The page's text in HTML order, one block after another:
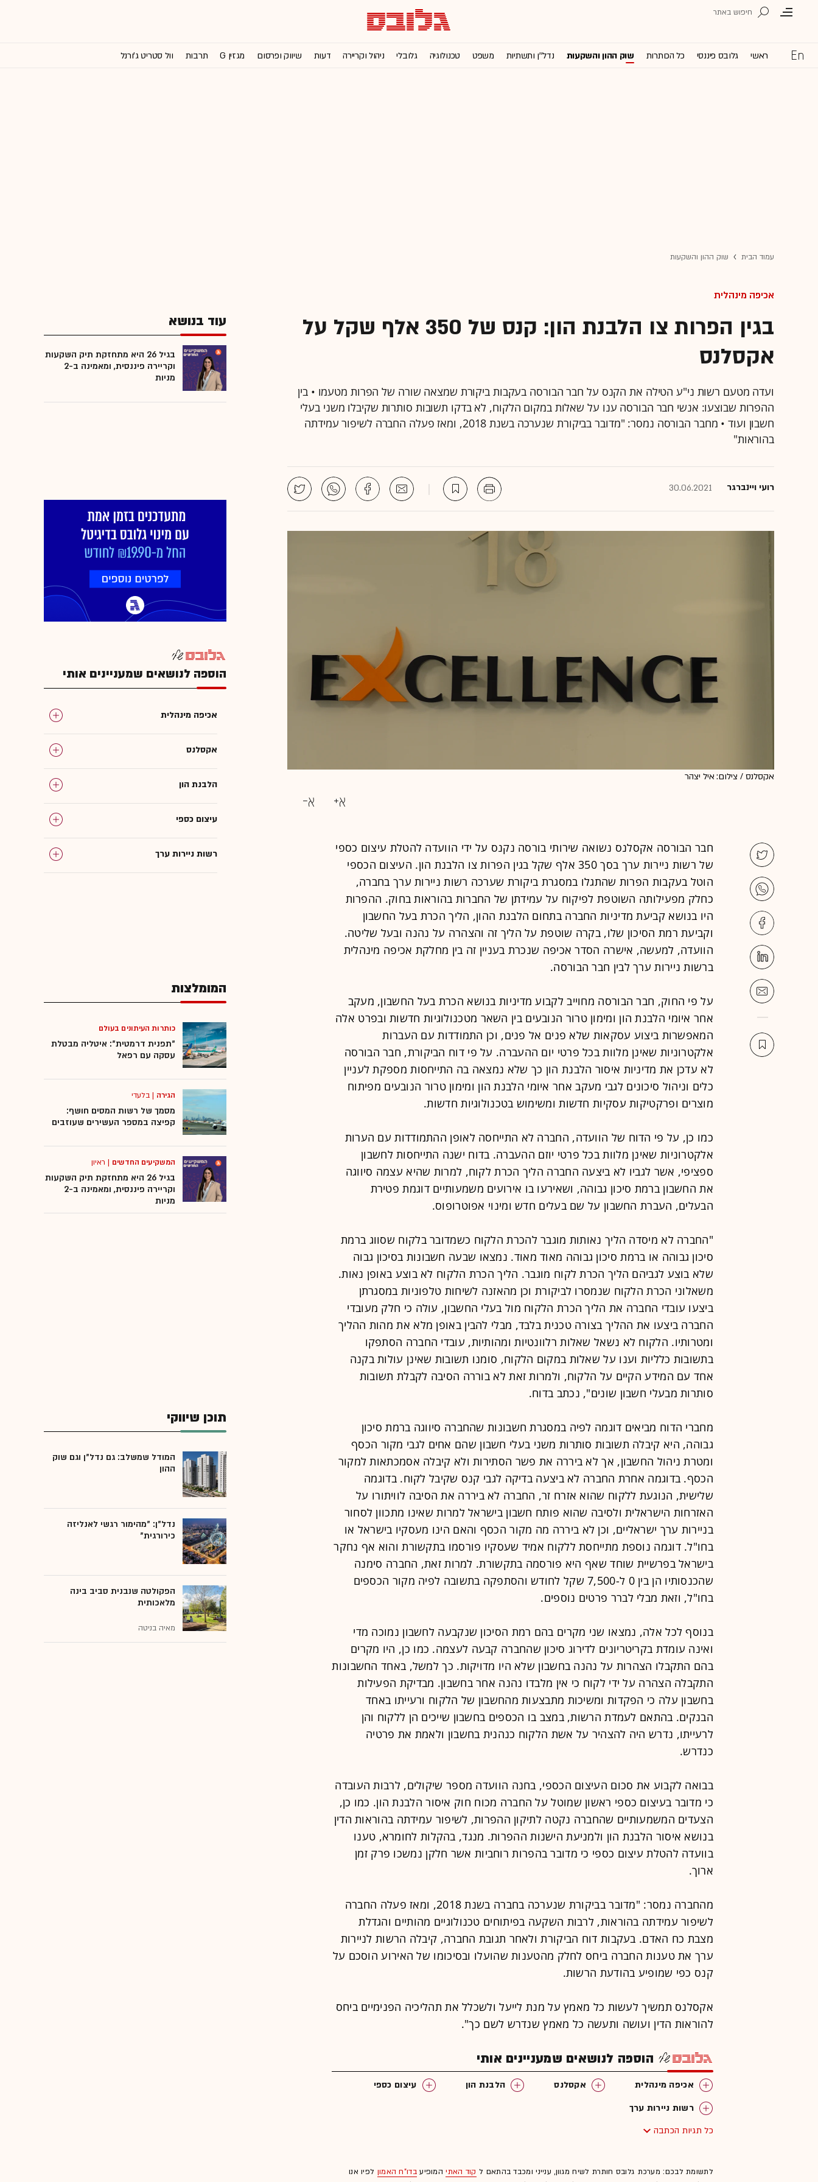
ראשי גלובס פיננסי כל הכותרות שוק ההון והשקעות נדל''ן ותשתיות משפט טכנולוגיה גלובלי ניהול וקריירה דעות שיווק ופרסום מגזין G תרבות וול סטריט ג'ורנל
עמוד הבית שוק ההון והשקעות
אכיפה מינהלית
בגין הפרות צו הלבנת הון: קנס של 350 אלף שקל על
אקסלנס
ועדה מטעם רשות ני"ע הטילה את הקנס על חבר הבורסה בעקבות ביקורת שמצאה שורה של הפרות מטעמו • בין
ההפרות שבוצעו: אנשי חבר הבורסה ענו על שאלות במקום הלקוח, לא בדקו תשובות סותרות שקיבלו משני בעלי
חשבון ועוד • מחבר הבורסה נמסר: "מדובר בביקורת שנערכה בשנת 2018, ומאז פעלה החברה לשיפור עמידתה
בהוראות"
רועי ויינברגר 30.06.2021
אקסלנס / צילום: איל יצהר
חבר הבורסה אקסלנס נשואה שירותי בורסה נקנס על ידי הוועדה להטלת עיצום כספי
של רשות ניירות ערך בסך 350 אלף שקל בגין הפרות צו הלבנת הון. העיצום הכספי
הוטל בעקבות הפרות שהתגלו במסגרת ביקורת שערכה רשות ניירות ערך בחברה,
כחלק מפעילותה השוטפת לפיקוח על עמידתן של החברות בהוראות בחוק. ההפרות
היו בנושא קביעת מדיניות החברה בתחום הלבנת ההון, הליך הכרת בעל החשבון
וקביעת רמת הסיכון שלו, בקרה שוטפת על הליך זה והצהרה על נהנה ובעל שליטה.
הוועדה, למעשה, אישרה הסדר אכיפה שנכרת בעניין זה בין מחלקת אכיפה מינהלית
ברשות ניירות ערך לבין חבר הבורסה.
על פי החוק, חבר הבורסה מחוייב לקבוע מדיניות בנושא הכרת בעל החשבון, מעקב
אחר איומי הלבנת הון ומימון טרור הנובעים בין השאר מטכנולוגיות חדשות ובפרט אלה
המאפשרות ביצוע עסקאות שלא פנים אל פנים, וכן התמודדות עם העברות
אלקטרוניות שאינן מלוות בכל פרטי יום ההעברה. על פי דוח הביקורת, חבר הבורסה
לא עדכן את מדיניות איסור הלבנת הון כך שלא נמצאה בה התייחסות מספקת לעניין
כלים וניהול סיכונים לגבי מעקב אחר איומי הלבנת הון ומימון טרור הנובעים מפיתוח
מוצרים ופרקטיקות עסקיות חדשות ומשימוש בטכנולוגיות חדשות.
כמו כן, על פי הדוח של הוועדה, החברה לא התייחסה לאופן ההתמודדות עם הערות
אלקטרוניות שאינן מלוות בכל פרטי יוזם ההעברה. בדוח ישנה התייחסות לחשבון
ספציפי, אשר לגביו לא ביצעה החברה הליך הכרת לקוח, למרות שהיא עצמה סיווגה
את החשבון ברמת סיכון גבוהה, ושאירעו בו אירועים משמעותיים דוגמת פטירת
הבעלים, העברת החשבון על שם בעלים חדש ומינוי אפוטרופוס.
"החברה לא מיסדה הליך נאותות מוגבר להכרת הלקוח כשמדובר בלקוח שסווג ברמת
סיכון גבוהה או ברמת סיכון גבוהה מאוד מאוד. נמצאו שבעה חשבונות בסיכון גבוה
שלא בוצע לגביהם הליך הכרת לקוח מוגבר. הליך הכרת הלקוח לא בוצע באופן נאות.
משאלוני הכרת הלקוח שנמסרו לביקורת וכן מהאזנה לשיחות טלפוניות במסגרתן
ביצעו עובדי החברה את הליך הכרת הלקוח מול בעלי החשבון, עולה כי חלק מעובדי
החברה ביצעו את ההליך בצורה טכנית בלבד, מבלי להבין באופן מלא את מהות ההליך
ומטרותיו. הלקוח לא נשאל שאלות רלוונטיות ומהותיות, עובדי החברה הסתפקו
בתשובות כלליות וענו על שאלות במקום הלקוח, סומנו תשובות שאינן עולות בקנה
אחד עם המידע הקיים על הלקוח, ולמרות זאת לא בוררה הסיבה לקבלת תשובות
סותרות מבעלי חשבון שונים", נכתב בדוח.
מחברי הדוח מביאים דוגמה לפיה במסגרת חשבונות שהחברה סיווגה ברמת סיכון
גבוהה, היא קיבלה תשובות סותרות משני בעלי חשבון שהם אחים לגבי מקור הכסף
ומטרת ניהול החשבון, אך לא ביררה את פשר הסתירות ולא קיבלה אסמכתאות למקור
הכסף. בדוגמה אחרת החברה לא ביצעה בדיקה לגבי קנס שקיבל לקוח. בדוגמה
שלישית, הנוגעת ללקוח שהוא אזרח זר, החברה לא ביררה את הסיבה לוויתורו על
האזרחות הישראלית ולסיבה שהוא פותח חשבון בישראל למרות שאינו מתכוון לסחור
בניירות ערך ישראליים, וכן לא ביררה מה מקור הכסף והאם הינו מעסקיו בישראל או
בחו"ל. דוגמה נוספת מתייחסת ללקוח אמיד שעסקיו פורסמו בתקשורת והוא אף נחקר
בישראל בפרשיית שוחד שאף היא פורסמה בתקשורת. למרות זאת, החברה סימנה
שהכנסותיו הן בין 0 ל-7,500 שקל לחודש והסתפקה בתשובה לפיה מקור הכספים
בחו"ל, וזאת מבלי לברר פרטים נוספים.
בנוסף לכל אלה, נמצאו שני מקרים בהם רמת הסיכון שנקבעה לחשבון נמוכה מדי
ואינה עומדת בקריטריונים לדירוג סיכון שהחברה קבעה לעצמה. כמו כן, היו מקרים
בהם התקבלו הצהרות על נהנה בחשבון שלא היו מדויקות. כך למשל, באחד החשבונות
התקבלה הצהרה על ידי לקוח כי אין מלבדו נהנה אחר בחשבון. מבדיקת הפעילות
בחשבון עלה כי הפקדות ומשיכות מתבצעות מהחשבון של הלקוח ורעייתו באחד
הבנקים. בהתאם לעמדת הרשות, במצב בו הכספים בחשבון שייכים הן ללקוח והן
לרעייתו, נדרש היה להצהיר על אשת הלקוח כנהנית בחשבון ולאמת את פרטיה
כנדרש.
בבואה לקבוע את סכום העיצום הכספי, בחנה הוועדה מספר שיקולים, לרבות העובדה
כי מדובר בעיצום כספי ראשון שמוטל על החברה מכוח חוק איסור הלבנת הון. כמו כן,
הצעדים המשמעותיים שהחברה נקטה לתיקון ההפרות, לשיפור עמידתה בהוראות הדין
בנושא איסור הלבנת הון ולמניעת הישנות ההפרות. מנגד, בהקלות לחומרא, טענו
בוועדה להטלת עיצום כספי כי מדובר בהפרות רוחביות אשר חלקן נמשכו פרק זמן
ארוך.
מהחברה נמסר: "מדובר בביקורת שנערכה בחברה בשנת 2018, ומאז פעלה החברה
לשיפור עמידתה בהוראות, לרבות השקעה בפיתוחים טכנולוגיים מהותיים והגדלת
מצבת כח האדם. בעקבות דוח הביקורת ולאחר תגובת החברה, קיבלה הרשות לניירות
ערך את טענות החברה ביחס לחלק מהטענות שהועלו ובסיכומו של האירוע הוסכם על
קנס כפי שמופיע בהודעת הרשות.
אקסלנס תמשיך לעשות כל מאמץ על מנת לייעל ולשכלל את תהליכיה הפנימיים ביחס
להוראות הדין ועושה ותעשה כל מאמץ שנדרש לשם כך".
הוספה לנושאים שמעניינים אותי
אכיפה מינהלית אקסלנס הלבנת הון
עיצום כספי
רשות ניירות ערך
כל תגיות הכתבה
לתשומת לבכם: מערכת גלובס חותרת לשיח מגוון, ענייני ומכבד בהתאם ל קוד האתיהמופיעבדו"ח האמון לפיו אנו
עוד בנושא
בגיל 26 היא מתחזקת תיק השקעות
וקריירה פיננסית, ומאמינה ב-2
מניות
הוספה לנושאים שמעניינים אותי
אכיפה מינהלית
אקסלנס
הלבנת הון
עיצום כספי
רשות ניירות ערך
המומלצות
כותרות העיתונים בעולם
"תפנית דרמטית": איטליה מבטלת
עסקה עם רפאל
הגירה |בלעדי
מסמך של רשות המסים חושף:
קפיצה במספר העשירים שעוזבים
המשקיעים החדשים | ראיון
בגיל 26 היא מתחזקת תיק השקעות
וקריירה פיננסית, ומאמינה ב-2
מניות
תוכן שיווקי
המודל שמשלב: גם נדל"ן וגם שוק
ההון
נדל"ן: "מהימור רגשי לאנליזה
כירורגית"
הפקולטה שנבנית סביב בינה
מלאכותית
מאיה בניטה